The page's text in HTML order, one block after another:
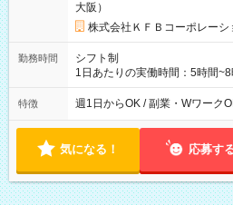
大阪）
株式会社ＫＦＢコーポレーシ
勤務時間
シフト制
1日あたりの実働時間：5時間~8
9:30~18:00 実働7.5時間 ・
16:00~21:30 実働5.5時間
特徴 週1日からOK / 副業・Wワーク
気になる！ 応募す